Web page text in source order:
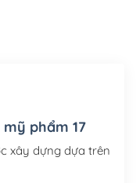
năm)
(+300,000₫)
(+550,000₫)
phẩm 17
xây dựng dựa trên